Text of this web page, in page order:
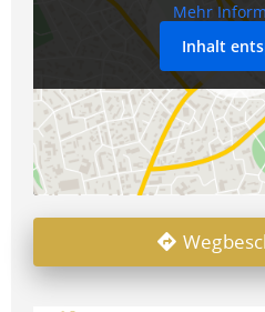
Mehr
Inhalt